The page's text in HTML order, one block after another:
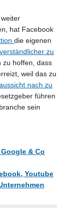
hat Facebook
die eigenen
zu
zu hoffen, dass
weil das zu
nach zu
führen
sein
& Co
Youtube